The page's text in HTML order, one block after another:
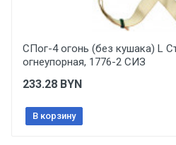
в шести точках
Длина козырька
укороченный
тканевый
Отправить отзыв
СПог-4 огонь (без кушака) L
огнеупорная, 1776-2 СИЗ
233.28 BYN
В корзину